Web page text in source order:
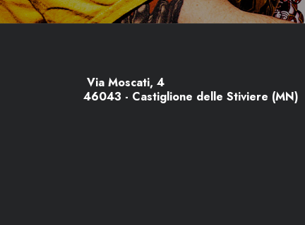
Via Moscati, 4
46043 - Castiglione delle Stiviere (MN)